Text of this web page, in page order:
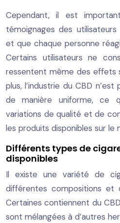
Cependant, il est
témoignages des
et que chaque personne
Certains utilisateurs ne
ressentent même des effets
plus, l’industrie du CBD
de manière uniforme, ce
variations de qualité et de
les produits disponibles sur le
Différents types de
disponibles
Il existe une variété de
différentes compositions et
Certaines contiennent du
sont mélangées à d’autres